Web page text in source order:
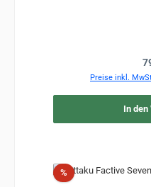
Preise inkl.
In den
%Rabatt